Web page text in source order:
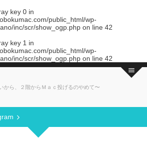
key 0 in
public_html/wp-
inc/scr/show_ogp.php on line 42
key 1 in
public_html/wp-
inc/scr/show_ogp.php on line 42
から、２階からＭａｃ投げるのやめて〜